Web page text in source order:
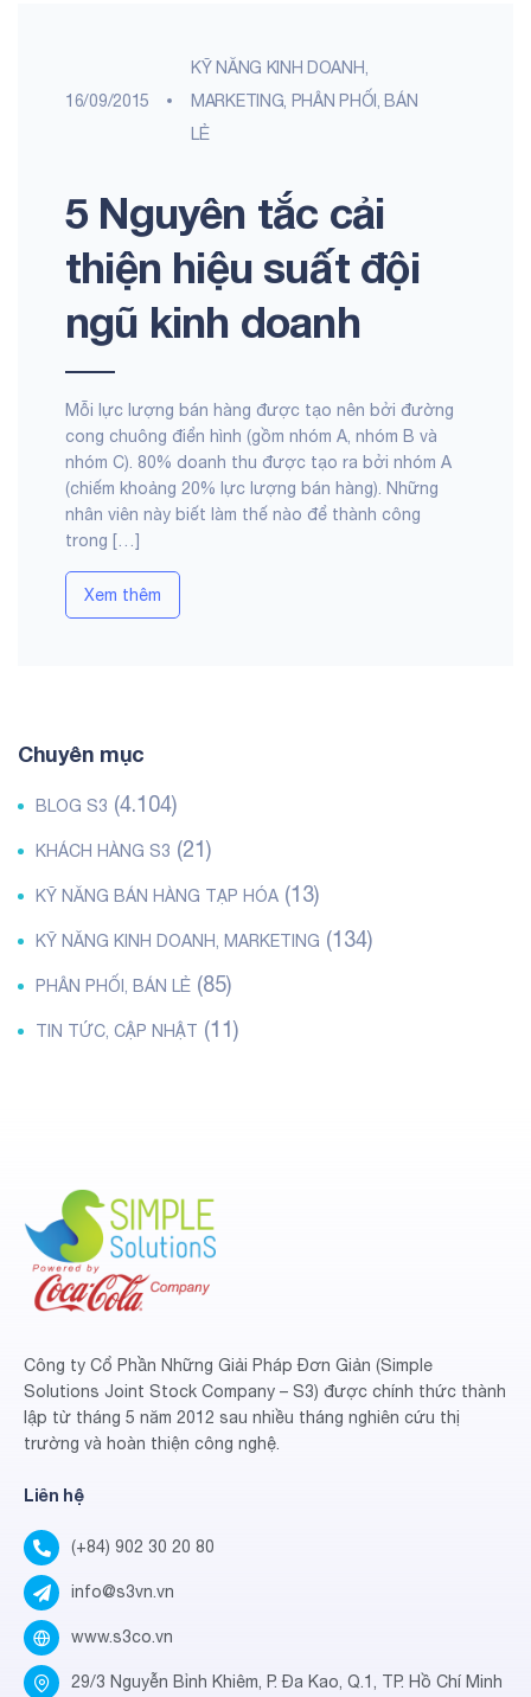
16/09/2015
KỸ NĂNG KINH DOANH,
MARKETING PHÂN PHỐI, BÁN
LẺ
5 Nguyên tắc cải
thiện hiệu suất đội
ngũ kinh doanh
Mỗi lực lượng bán hàng được tạo nên bởi đường
cong chuông điển hình (gồm nhóm A, nhóm B và
nhóm C). 80% doanh thu được tạo ra bởi nhóm A
(chiếm khoảng 20% lực lượng bán hàng). Những
nhân viên này biết làm thế nào để thành công
trong […]
Xem thêm
Chuyên mục
BLOG S3 (4.104)
KHÁCH HÀNG S3 (21)
KỸ NĂNG BÁN HÀNG TẠP HÓA (13)
KỸ NĂNG KINH DOANH, MARKETING (134)
PHÂN PHỐI, BÁN LẺ (85)
TIN TỨC, CẬP NHẬT (11)
Công ty Cổ Phần Những Giải Pháp Đơn Giản (Simple
Solutions Joint Stock Company – S3) được chính thức thành
lập từ tháng 5 năm 2012 sau nhiều tháng nghiên cứu thị
trường và hoàn thiện công nghệ.
Liên hệ
(+84) 902 30 20 80
info@s3vn.vn
www.s3co.vn
29/3 Nguyễn Bỉnh Khiêm, P. Đa Kao, Q.1, TP. Hồ Chí Minh